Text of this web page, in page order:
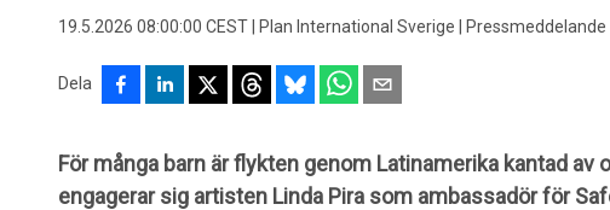
19.5.2026 08:00:00 CEST Plan International Sverige Pressmeddelande
Dela
För många barn är flykten genom Latinamerika kantad av
engagerar sig artisten Linda Pira som ambassadör för